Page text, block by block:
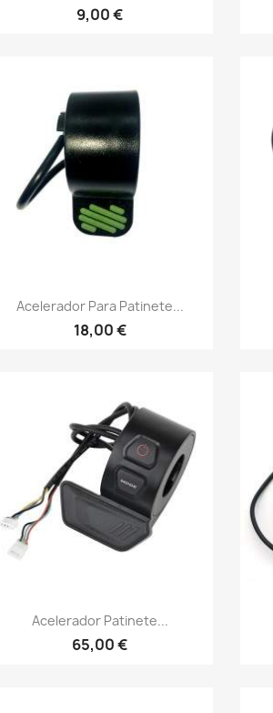
9,00 €
Vista rápida
Acelerador Para Patinete...
18,00 €
Vista rápida
Acelerador Patinete...
65,00 €